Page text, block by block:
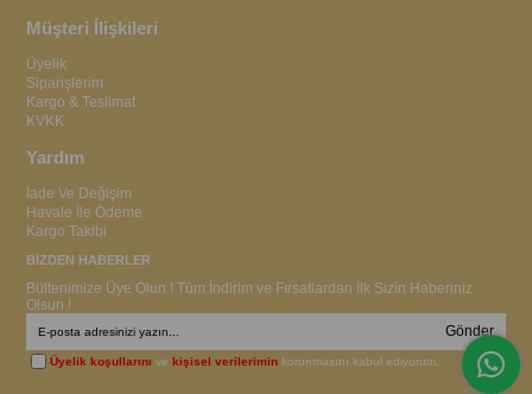
Müşteri İlişkileri
Üyelik
Siparişlerim
Kargo & Teslimat
KVKK
Yardım
İade Ve Değişim
Havale İle Ödeme
Kargo Takibi
BİZDEN HABERLER
Bültenimize Üye Olun ! Tüm İndirim ve Fırsatlardan İlk Sizin Haberiniz
Olsun !
Gönder
Üyelik koşullarını vekişisel verilerimin korunmasını kabul ediyorum.